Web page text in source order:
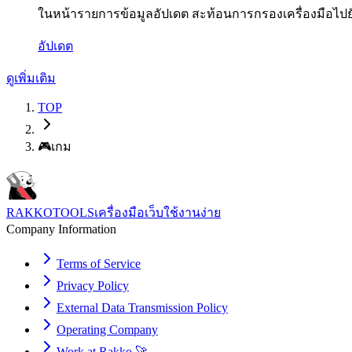
ในหน้ารายการข้อมูลอัปเดต สะท้อนการกรองเครื่องมือไ
อัปเดต
ดูเพิ่มเติม
TOP
🎮เกม
RAKKOTOOLSเครื่องมือเว็บใช้งานง่าย
Company Information
Terms of Service
Privacy Policy
External Data Transmission Policy
Operating Company